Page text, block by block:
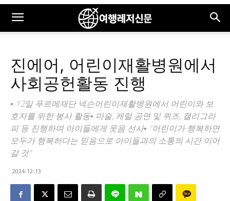
진에어, 어린이재활병원에서
사회공헌활동 진행
▪ 12일 푸르메재단 넥슨어린이재활병원에서 어린이와 보
호자를 위한 봉사 활동▪ 마술, 캐럴 공연 및 퀴즈, 캘리그라
피 등 진행하며 아이들에게 웃음 선사▪ "어린이가 행복하면
모두가 행복하다는 믿음으로 아이들과의 소통의 시간 이어
갈 것”
2024-12-13